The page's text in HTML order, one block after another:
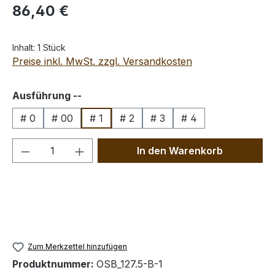
Regulärer Preis:
86,40 €
Inhalt: 1 Stück
Preise inkl. MwSt. zzgl. Versandkosten
Ausführung --
# 0
# 00 # 1 # 2 # 3 # 4
Produkt Anzahl: Gib denIn den Warenkorb
Zum Merkzettel hinzufügen
Produktnummer: OSB_127.5-B-1